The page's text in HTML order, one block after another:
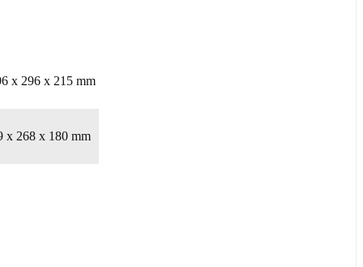
x 296 x 215 mm
x 268 x 180 mm